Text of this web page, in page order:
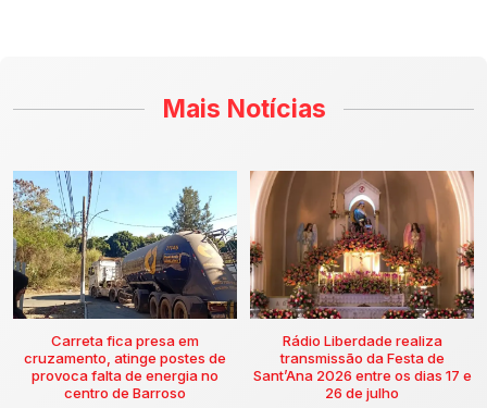
Mais Notícias
Carreta fica presa em
cruzamento, atinge postes de
provoca falta de energia no
centro de Barroso
Rádio Liberdade realiza
transmissão da Festa de
Sant’Ana 2026 entre os dias 17 e
26 de julho